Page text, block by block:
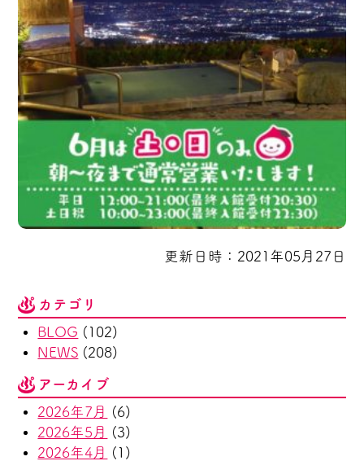
更新日時：2021年05月27日
カテゴリ
BLOG (102)
NEWS (208)
アーカイブ
2026年7月
(6)
2026年5月
(3)
2026年4月
(1)